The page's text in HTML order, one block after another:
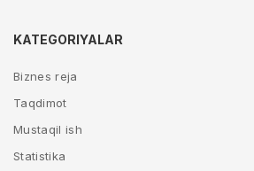
KATEGORIYALAR
Biznes reja
Taqdimot
Mustaqil ish
Statistika